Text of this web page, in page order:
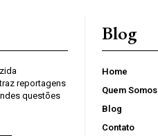
reportagens
questões
Blog
Home
Quem Somos
Blog
Contato